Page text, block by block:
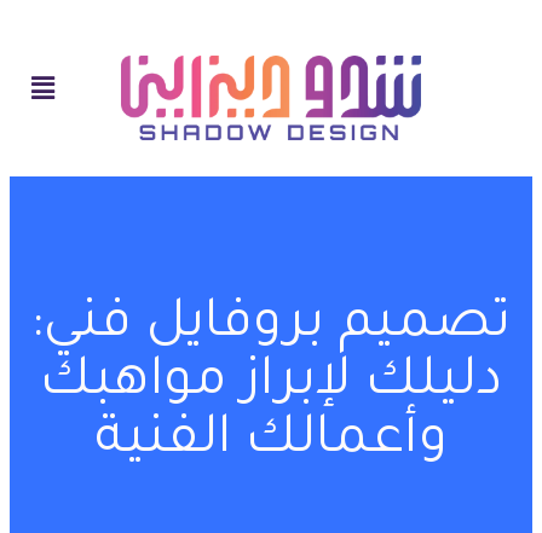
تصميم بروفايل فني:
دليلك لإبراز مواهبك
وأعمالك الفنية